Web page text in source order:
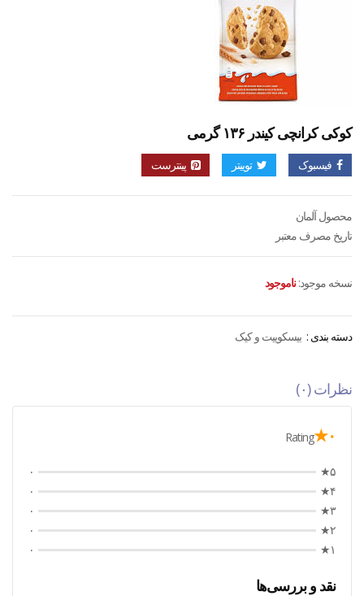
کوکی کرانچی کیندر ۱۳۶ گرمی
فیسبوک توییتر پینترست
محصول آلمان
تاریخ مصرف معتبر
نسخه موجود: ناموجود
دسته بندی : بیسکوییت و کیک
نظرات (۰)
۰★ Rating
۵★
۰
۴★
۰
۳★
۰
۲★
۰
۱★
۰
نقد و بررسی‌ها